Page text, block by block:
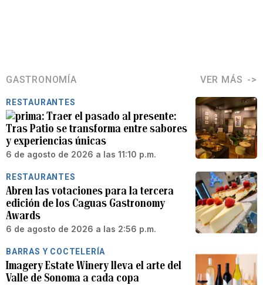
GASTRONOMÍA VER MÁS
RESTAURANTES
Traer el pasado al presente:
Tras Patio se transforma entre sabores
y experiencias únicas
6 de agosto de 2026 a las 11:10 p.m.
RESTAURANTES
Abren las votaciones para la tercera
edición de los Caguas Gastronomy
Awards
6 de agosto de 2026 a las 2:56 p.m.
BARRAS Y COCTELERÍA
Imagery Estate Winery lleva el arte del
Valle de Sonoma a cada copa